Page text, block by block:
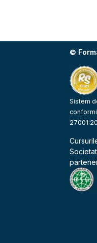
©
Sistem